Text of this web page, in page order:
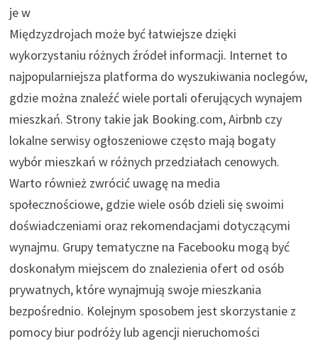
je w
Międzyzdrojach może być łatwiejsze dzięki
wykorzystaniu różnych źródeł informacji. Internet to
najpopularniejsza platforma do wyszukiwania noclegów,
gdzie można znaleźć wiele portali oferujących wynajem
mieszkań. Strony takie jak Booking.com, Airbnb czy
lokalne serwisy ogłoszeniowe często mają bogaty
wybór mieszkań w różnych przedziałach cenowych.
Warto również zwrócić uwagę na media
społecznościowe, gdzie wiele osób dzieli się swoimi
doświadczeniami oraz rekomendacjami dotyczącymi
wynajmu. Grupy tematyczne na Facebooku mogą być
doskonałym miejscem do znalezienia ofert od osób
prywatnych, które wynajmują swoje mieszkania
bezpośrednio. Kolejnym sposobem jest skorzystanie z
pomocy biur podróży lub agencji nieruchomości